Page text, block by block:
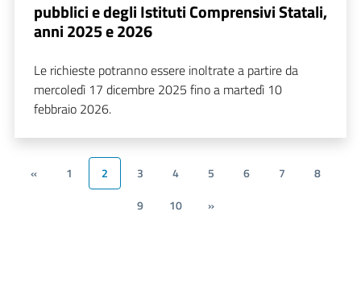
pubblici e degli Istituti Comprensivi Statali,
anni 2025 e 2026
Le richieste potranno essere inoltrate a partire da
mercoledì 17 dicembre 2025 fino a martedì 10
febbraio 2026.
« 1 2 3 4 5 6 7
8
9
10 »